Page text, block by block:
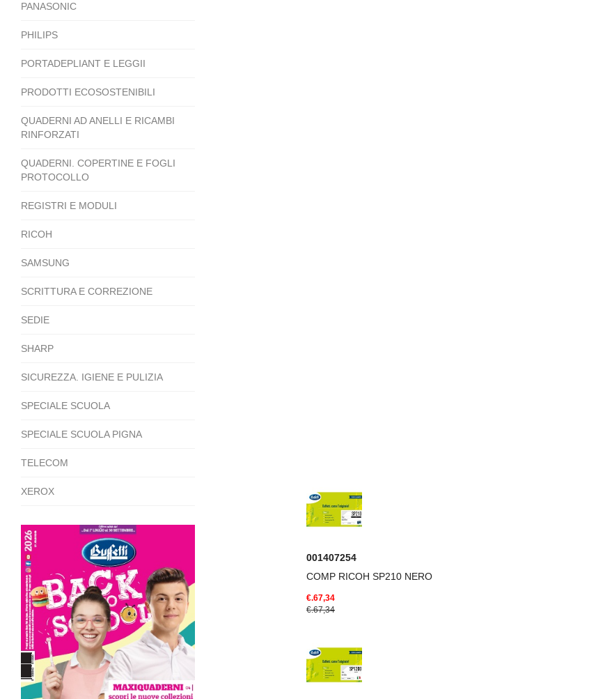
PANASONIC
PHILIPS
PORTADEPLIANT E LEGGII
PRODOTTI ECOSOSTENIBILI
QUADERNI AD ANELLI E RICAMBI
RINFORZATI
QUADERNI. COPERTINE E FOGLI
PROTOCOLLO
REGISTRI E MODULI
RICOH
SAMSUNG
SCRITTURA E CORREZIONE
SEDIE
SHARP
SICUREZZA. IGIENE E PULIZIA
SPECIALE SCUOLA
SPECIALE SCUOLA PIGNA
TELECOM
XEROX
001407254
COMP RICOH SP210 NERO
€.67,34
€.67,34